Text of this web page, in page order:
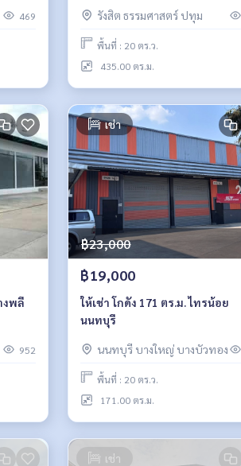
469 รังสิต ธรรมศาสตร์ ปทุม
พื้นที่ : 20 ตร.ว.
435.00 ตร.ม.
งพลี
952
เช่า
฿23,000
฿19,000
ให้เช่า โกดัง 171 ตร.ม. ไทรน้อย
นนทบุรี
นนทบุรี บางใหญ่ บางบัวทอง
พื้นที่ : 20 ตร.ว.
171.00 ตร.ม.
เช่า